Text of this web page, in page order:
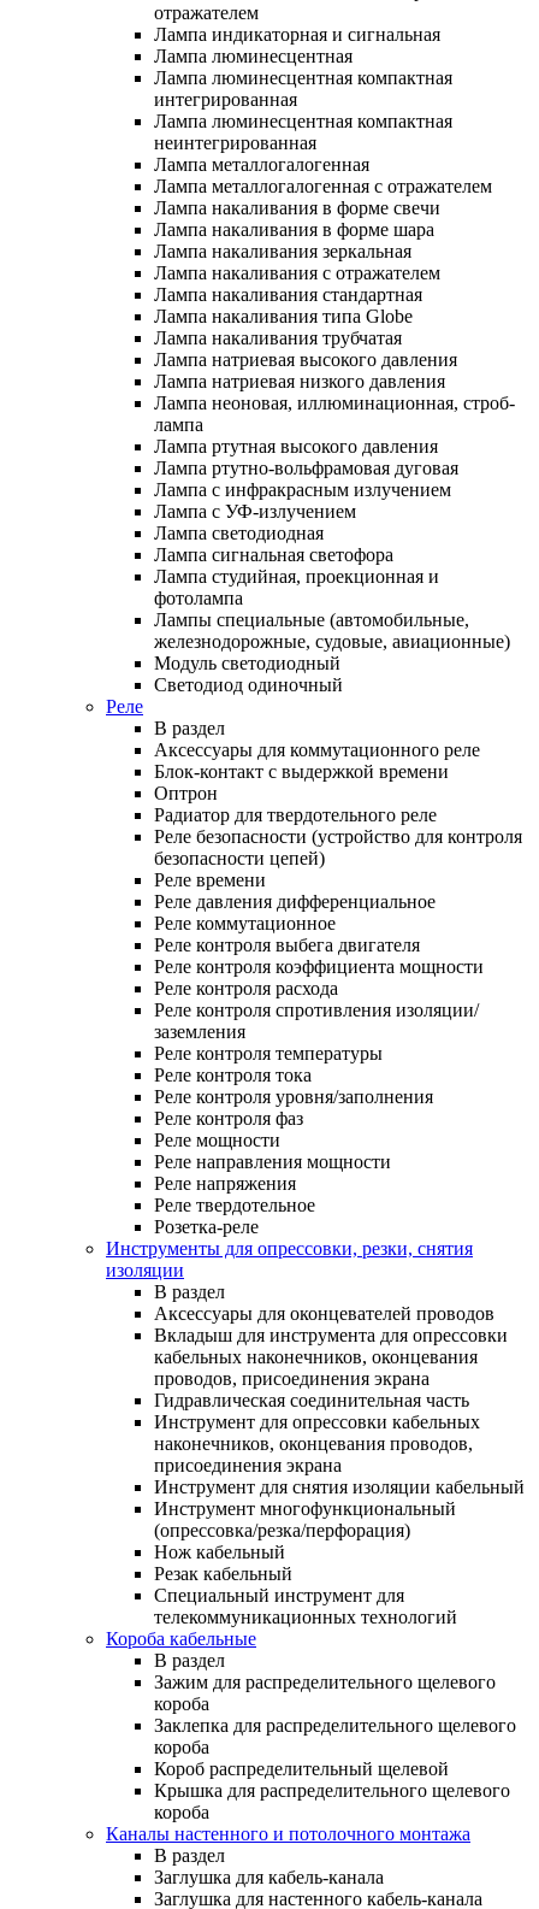
отражателем
Лампа индикаторная и сигнальная
Лампа люминесцентная
Лампа люминесцентная компактная
интегрированная
Лампа люминесцентная компактная
неинтегрированная
Лампа металлогалогенная
Лампа металлогалогенная с отражателем
Лампа накаливания в форме свечи
Лампа накаливания в форме шара
Лампа накаливания зеркальная
Лампа накаливания с отражателем
Лампа накаливания стандартная
Лампа накаливания типа Globe
Лампа накаливания трубчатая
Лампа натриевая высокого давления
Лампа натриевая низкого давления
Лампа неоновая, иллюминационная, строб-
лампа
Лампа ртутная высокого давления
Лампа ртутно-вольфрамовая дуговая
Лампа с инфракрасным излучением
Лампа с УФ-излучением
Лампа светодиодная
Лампа сигнальная светофора
Лампа студийная, проекционная и
фотолампа
Лампы специальные (автомобильные,
железнодорожные, судовые, авиационные)
Модуль светодиодный
Светодиод одиночный
Реле
В раздел
Аксессуары для коммутационного реле
Блок-контакт с выдержкой времени
Оптрон
Радиатор для твердотельного реле
Реле безопасности (устройство для контроля
безопасности цепей)
Реле времени
Реле давления дифференциальное
Реле коммутационное
Реле контроля выбега двигателя
Реле контроля коэффициента мощности
Реле контроля расхода
Реле контроля спротивления изоляции/
заземления
Реле контроля температуры
Реле контроля тока
Реле контроля уровня/заполнения
Реле контроля фаз
Реле мощности
Реле направления мощности
Реле напряжения
Реле твердотельное
Розетка-реле
Инструменты для опрессовки, резки, снятия
изоляции
В раздел
Аксессуары для оконцевателей проводов
Вкладыш для инструмента для опрессовки
кабельных наконечников, оконцевания
проводов, присоединения экрана
Гидравлическая соединительная часть
Инструмент для опрессовки кабельных
наконечников, оконцевания проводов,
присоединения экрана
Инструмент для снятия изоляции кабельный
Инструмент многофункциональный
(опрессовка/резка/перфорация)
Нож кабельный
Резак кабельный
Специальный инструмент для
телекоммуникационных технологий
Короба кабельные
В раздел
Зажим для распределительного щелевого
короба
Заклепка для распределительного щелевого
короба
Короб распределительный щелевой
Крышка для распределительного щелевого
короба
Каналы настенного и потолочного монтажа
В раздел
Заглушка для кабель-канала
Заглушка для настенного кабель-канала